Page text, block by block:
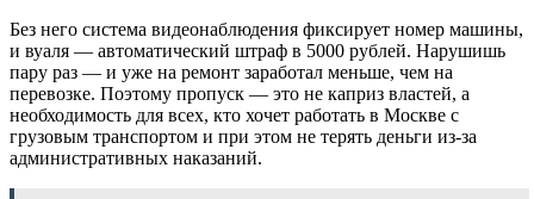
Без него система видеонаблюдения фиксирует номер машины,
и вуаля — автоматический штраф в 5000 рублей. Нарушишь
пару раз — и уже на ремонт заработал меньше, чем на
перевозке. Поэтому пропуск — это не каприз властей, а
необходимость для всех, кто хочет работать в Москве с
грузовым транспортом и при этом не терять деньги из-за
административных наказаний.